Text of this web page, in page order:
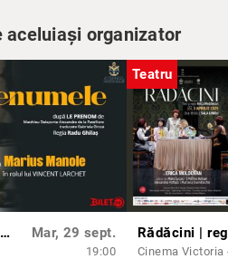
aceluiași organizator
Prenumele - regia Radu Ghilaș Mar, 29 sept.
19:00
Teatru
Cinema Victoria